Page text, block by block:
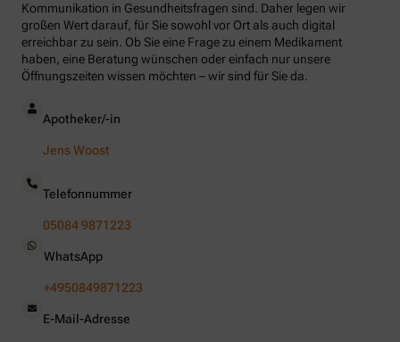
Kommunikation in Gesundheitsfragen sind. Daher legen wir
großen Wert darauf, für Sie sowohl vor Ort als auch digital
erreichbar zu sein. Ob Sie eine Frage zu einem Medikament
haben, eine Beratung wünschen oder einfach nur unsere
Öffnungszeiten wissen möchten – wir sind für Sie da.
Apotheker/-in
Jens Woost
Telefonnummer
05084 9871223
WhatsApp
+4950849871223
E-Mail-Adresse